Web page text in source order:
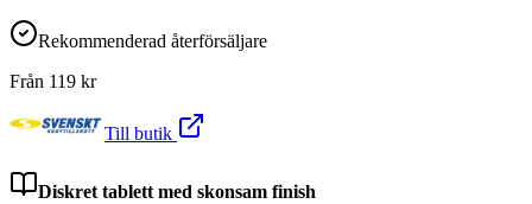
Rekommenderad återförsäljare
Från 119 kr
Till butik
Diskret tablett med skonsam finish